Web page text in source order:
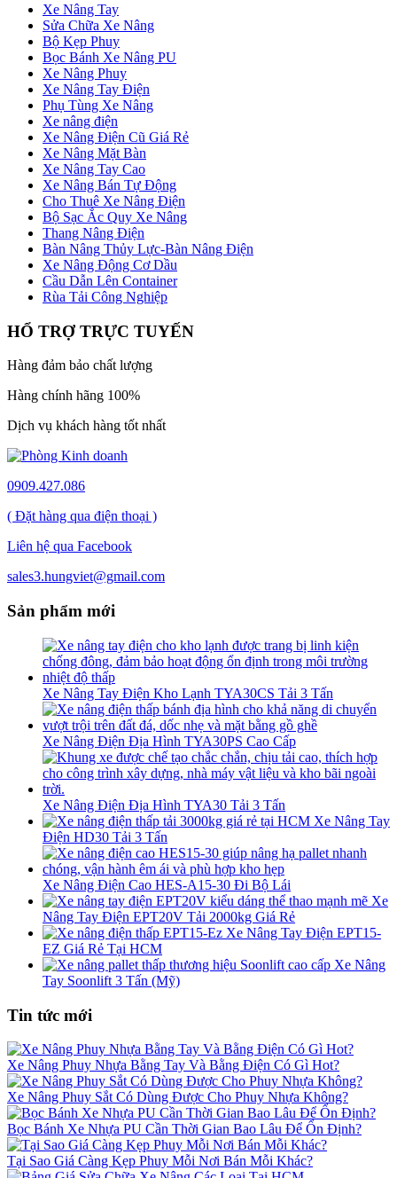
Xe Nâng Tay
Sửa Chữa Xe Nâng
Bộ Kẹp Phuy
Bọc Bánh Xe Nâng PU
Xe Nâng Phuy
Xe Nâng Tay Điện
Phụ Tùng Xe Nâng
Xe nâng điện
Xe Nâng Điện Cũ Giá Rẻ
Xe Nâng Mặt Bàn
Xe Nâng Tay Cao
Xe Nâng Bán Tự Động
Cho Thuê Xe Nâng Điện
Bộ Sạc Ắc Quy Xe Nâng
Thang Nâng Điện
Bàn Nâng Thủy Lực-Bàn Nâng Điện
Xe Nâng Động Cơ Dầu
Cầu Dẫn Lên Container
Rùa Tải Công Nghiệp
HỔ TRỢ TRỰC TUYẾN
Hàng đảm bảo chất lượng
Hàng chính hãng 100%
Dịch vụ khách hàng tốt nhất
0909.427.086
( Đặt hàng qua điện thoại )
Liên hệ qua Facebook
sales3.hungviet@gmail.com
Sản phẩm mới
Xe Nâng Tay Điện Kho Lạnh TYA30CS Tải 3 Tấn
Xe Nâng Điện Địa Hình TYA30PS Cao Cấp
Xe Nâng Điện Địa Hình TYA30 Tải 3 Tấn
Xe Nâng Tay
Điện HD30 Tải 3 Tấn
Xe Nâng Điện Cao HES-A15-30 Đi Bộ Lái
Xe
Nâng Tay Điện EPT20V Tải 2000kg Giá Rẻ
Xe Nâng Tay Điện EPT15-
EZ Giá Rẻ Tại HCM
Xe Nâng
Tay Soonlift 3 Tấn (Mỹ)
Tin tức mới
Xe Nâng Phuy Nhựa Bằng Tay Và Bằng Điện Có Gì Hot?
Xe Nâng Phuy Sắt Có Dùng Được Cho Phuy Nhựa Không?
Bọc Bánh Xe Nhựa PU Cần Thời Gian Bao Lâu Để Ổn Định?
Tại Sao Giá Càng Kẹp Phuy Mỗi Nơi Bán Mỗi Khác?